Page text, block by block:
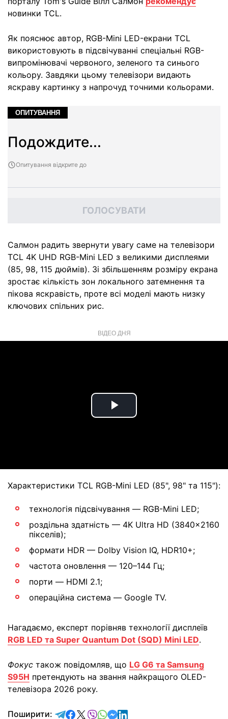
новинки TCL.
Як пояснює автор, RGB-Mini LED-екрани TCL
використовують в підсвічуванні спеціальні RGB-
випромінювачі червоного, зеленого та синього
кольору. Завдяки цьому телевізори видають
яскраву картинку з напрочуд точними кольорами.
ОПИТУВАННЯ
Подождите...
Опитування відкрите до
ГОЛОСУВАТИ
Салмон радить звернути увагу саме на телевізори
TCL 4K UHD RGB-Mini LED з великими дисплеями
(85, 98, 115 дюймів). Зі збільшенням розміру екрана
зростає кількість зон локального затемнення та
пікова яскравість, проте всі моделі мають низку
ключових спільних рис.
ВІДЕО ДНЯ
Play
Характеристики TCL RGB-Mini LED (85", 98" та 115"):
технологія підсвічування — RGB-Mini LED;
роздільна здатність — 4K Ultra HD (3840×2160
пікселів);
формати HDR — Dolby Vision IQ, HDR10+;
частота оновлення — 120–144 Гц;
порти — HDMI 2.1;
операційна система — Google TV.
Нагадаємо, експерт порівняв технології дисплеїв
RGB LED та Super Quantum Dot (SQD) Mini LED.
Фокус також повідомляв, що LG G6 та Samsung
S95H претендують на звання найкращого OLED-
телевізора 2026 року.
Поширити: відправити у Telegram
поділитись у Facebook
поділитись у X
відправити у Viber
відправити у Whatsapp
відправити у Messenger
відправити у LinkedIn